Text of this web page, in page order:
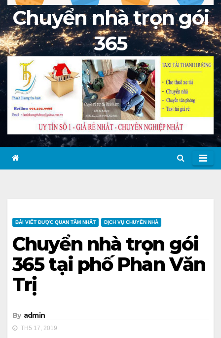
Chuyển nhà trọn gói
365
BÀI VIẾT ĐƯỢC QUAN TÂM NHẤT DỊCH VỤ CHUYỂN NHÀ
Chuyển nhà trọn gói
365 tại phố Phan Văn
Trị
By admin
TH5 17, 2019